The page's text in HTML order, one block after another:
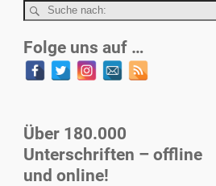
Folge uns auf …
Über 180.000
Unterschriften – offline
und online!